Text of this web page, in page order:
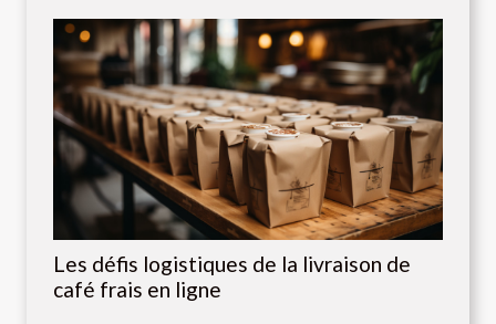
Les défis logistiques de la livraison de
café frais en ligne